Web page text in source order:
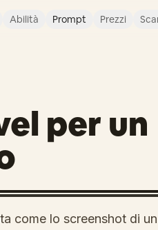
Abilità Prompt Prezzi
per un
come lo screenshot di un